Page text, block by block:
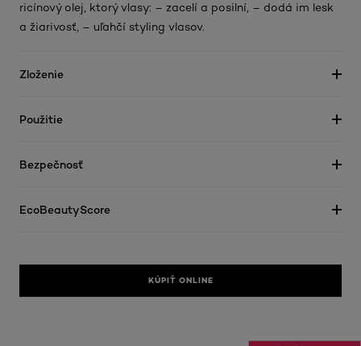
ricínový olej, ktorý vlasy: – zacelí a posilní, – dodá im lesk
a žiarivosť, – uľahčí styling vlasov.
Zloženie
Použitie
Bezpečnosť
EcoBeautyScore
KÚPIŤ ONLINE